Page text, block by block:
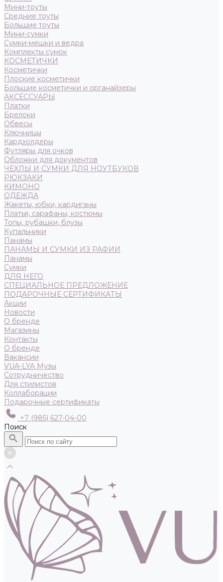
Мини-тоуты
Средние тоуты
Большие тоуты
Мини-сумки
Сумки-мешки и ведра
Комплекты сумок
КОСМЕТИЧКИ
Косметички
Плоские косметички
Большие косметички и органайзеры
АКСЕССУАРЫ
Платки
Брелоки
Обвесы
Ключницы
Кардхолдеры
Футляры для очков
Обложки для документов
ЧЕХЛЫ И СУМКИ ДЛЯ НОУТБУКОВ
РЮКЗАКИ
КИМОНО
ОДЕЖДА
Жакеты, юбки, кардиганы
Платья, сарафаны, костюмы
Топы, рубашки, блузы
Купальники
Панамы
ПАНАМЫ И СУМКИ ИЗ РАФИИ
Панамы
Сумки
ДЛЯ НЕГО
СПЕЦИАЛЬНОЕ ПРЕДЛОЖЕНИЕ
ПОДАРОЧНЫЕ СЕРТИФИКАТЫ
Акции
Новости
О бренде
Магазины
Контакты
О бренде
Вакансии
VUA-LYA Музы
Сотрудничество
Для стилистов
Коллаборации
Подарочные сертификаты
+7 (985) 627-04-00
Поиск